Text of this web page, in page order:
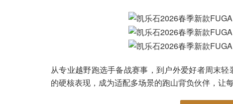
从专业越野跑选手备战赛事，到户外爱好者周末
的硬核表现，成为适配多场景的跑山背负伙伴，让